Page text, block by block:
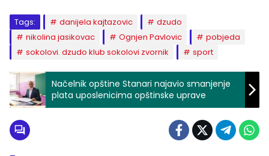
Tags: danijela kajtazovic
dzudo
nikolina jasikovac
Ognjen Pavlovic
pobjeda
sokolovi. dzudo klub sokolovi zvornik
sport
Načelnik opštine Stanari najavio smanjenje
plata uposlenicima opštinske uprave